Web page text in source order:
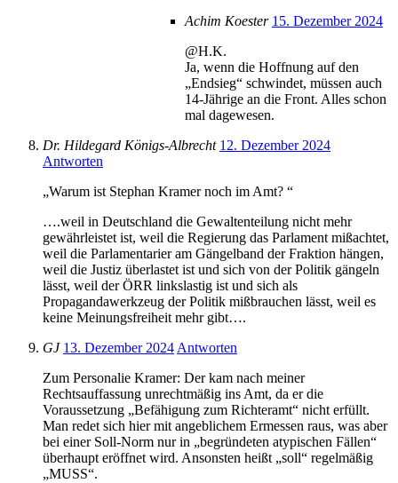
Achim Koester 15. Dezember 2024
@H.K.
Ja, wenn die Hoffnung auf den
„Endsieg“ schwindet, müssen auch
14-Jährige an die Front. Alles schon
mal dagewesen.
Dr. Hildegard Königs-Albrecht 12. Dezember 2024
Antworten
„Warum ist Stephan Kramer noch im Amt? “
….weil in Deutschland die Gewaltenteilung nicht mehr
gewährleistet ist, weil die Regierung das Parlament mißachtet,
weil die Parlamentarier am Gängelband der Fraktion hängen,
weil die Justiz überlastet ist und sich von der Politik gängeln
lässt, weil der ÖRR linkslastig ist und sich als
Propagandawerkzeug der Politik mißbrauchen lässt, weil es
keine Meinungsfreiheit mehr gibt….
GJ 13. Dezember 2024 Antworten
Zum Personalie Kramer: Der kam nach meiner
Rechtsauffassung unrechtmäßig ins Amt, da er die
Voraussetzung „Befähigung zum Richteramt“ nicht erfüllt.
Man redet sich hier mit angeblichem Ermessen raus, was aber
bei einer Soll-Norm nur in „begründeten atypischen Fällen“
überhaupt eröffnet wird. Ansonsten heißt „soll“ regelmäßig
„MUSS“.